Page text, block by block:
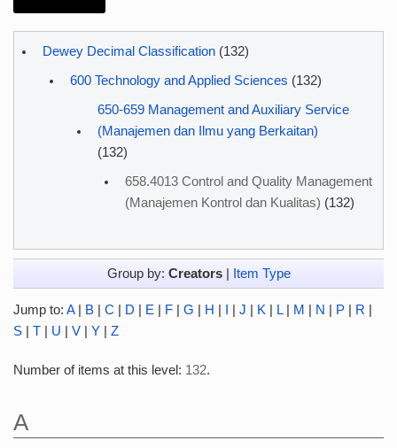
Dewey Decimal Classification(132)
600 Technology and Applied Sciences (132)
650-659 Management and Auxiliary Service
(Manajemen dan Ilmu yang Berkaitan)
(132)
658.4013 Control and Quality Management
(Manajemen Kontrol dan Kualitas) (132)
Group by: Creators| Item Type
Jump to: A| B| C | D | E | F| G | H | I | J | K | L| M | N | P| R |
S| T| U | V| Y| Z
Number of items at this level: 132.
A